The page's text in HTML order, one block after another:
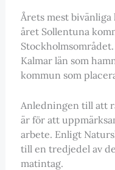
Årets mest
året Sollentuna
Kalmar län som
kommun som
Anledningen till att
är för att
arbete. Enligt
till en tredjedel av
matintag.